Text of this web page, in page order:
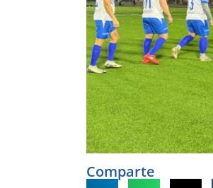
Comparte